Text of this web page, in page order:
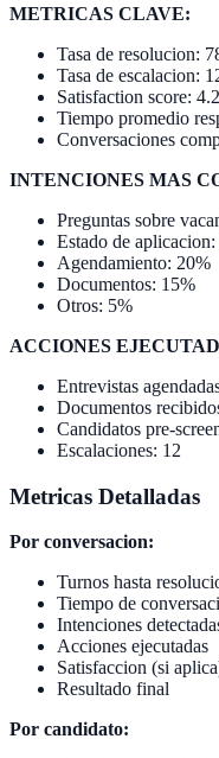
METRICAS CLAVE:
Tasa de resolucion:
Tasa de escalacion:
Satisfaction score:
Tiempo promedio
Conversaciones
INTENCIONES MAS
Preguntas sobre
Estado de
Agendamiento: 20%
Documentos: 15%
Otros: 5%
ACCIONES
Entrevistas
Documentos
Candidatos pre-
Escalaciones: 12
Metricas Detalladas
Por conversacion:
Turnos hasta
Tiempo de
Intenciones
Acciones ejecutadas
Satisfaccion (si
Resultado final
Por candidato: